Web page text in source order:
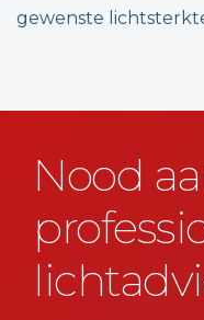
gewenste
Nood